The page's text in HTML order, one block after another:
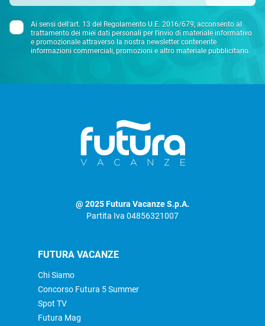
Ai sensi dell'art. 13 del Regolamento U.E. 2016/679, acconsento al
trattamento dei miei dati personali per l’invio di materiale informativo
e promozionale attraverso la nostra newsletter contenente
informazioni commerciali, promozioni e altro materiale pubblicitario.
@ 2025 Futura Vacanze S.p.A.
Partita Iva 04856321007
FUTURA VACANZE
Chi Siamo
Concorso Futura 5 Summer
Spot TV
Futura Mag